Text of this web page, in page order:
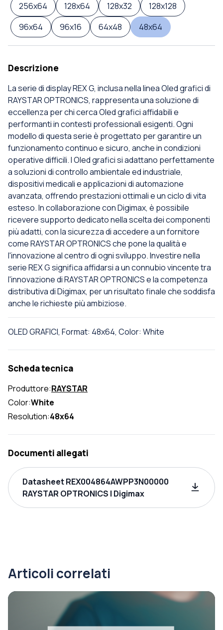
256x64
128x64 128x32
128x128
96x64
96x16 64x48 48x64
Descrizione
La serie di display REX G, inclusa nella linea Oled grafici di
RAYSTAR OPTRONICS, rappresenta una soluzione di
eccellenza per chi cerca Oled grafici affidabili e
performanti in contesti professionali esigenti. Ogni
modello di questa serie è progettato per garantire un
funzionamento continuo e sicuro, anche in condizioni
operative difficili. I Oled grafici si adattano perfettamente
a soluzioni di controllo ambientale ed industriale,
dispositivi medicali e applicazioni di automazione
avanzata, offrendo prestazioni ottimali e un ciclo di vita
esteso. In collaborazione con Digimax, è possibile
ricevere supporto dedicato nella scelta dei componenti
più adatti, con la sicurezza di accedere a un fornitore
come RAYSTAR OPTRONICS che pone la qualità e
l'innovazione al centro di ogni sviluppo. Investire nella
serie REX G significa affidarsi a un connubio vincente tra
l'innovazione di RAYSTAR OPTRONICS e la competenza
distributiva di Digimax, per un risultato finale che soddisfa
anche le richieste più ambiziose.
OLED GRAFICI, Format: 48x64, Color: White
Scheda tecnica
Produttore:RAYSTAR
Color:White
Resolution:48x64
Documenti allegati
Datasheet REX004864AWPP3N00000
RAYSTAR OPTRONICS | Digimax
Articoli correlati